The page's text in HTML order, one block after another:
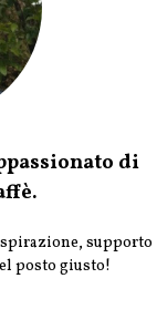
di
supporto
posto giusto!